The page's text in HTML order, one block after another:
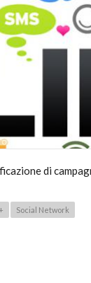
di
Social Network